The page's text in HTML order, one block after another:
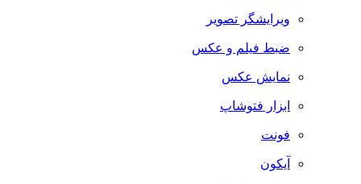
ویرایشگر تصویر
ضبط فيلم و عكس
نمایش عکس
ابزار فتوشاپ
فونت
آیکون